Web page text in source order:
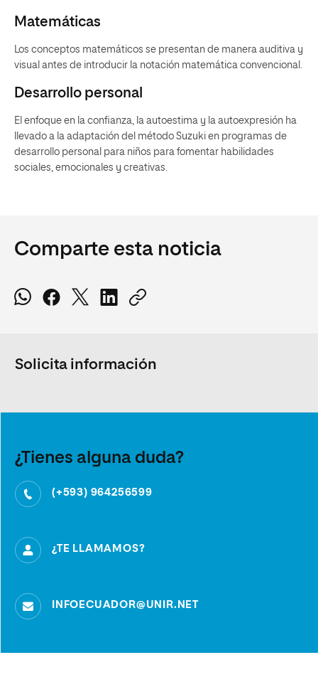
Matemáticas
Los conceptos matemáticos se presentan de manera auditiva y
visual antes de introducir la notación matemática convencional.
Desarrollo personal
El enfoque en la confianza, la autoestima y la autoexpresión ha
llevado a la adaptación del método Suzuki en programas de
desarrollo personal para niños para fomentar habilidades
sociales, emocionales y creativas.
Comparte esta noticia
Solicita información
¿Tienes alguna duda?
(+593) 964256599
¿TE LLAMAMOS?
INFOECUADOR@UNIR.NET